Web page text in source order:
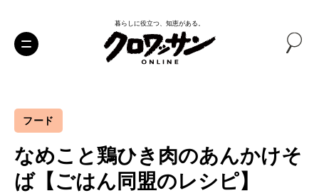
暮らしに役立つ、知恵がある。
フード
なめこと鶏ひき肉のあんかけそ
ば【ごはん同盟のレシピ】